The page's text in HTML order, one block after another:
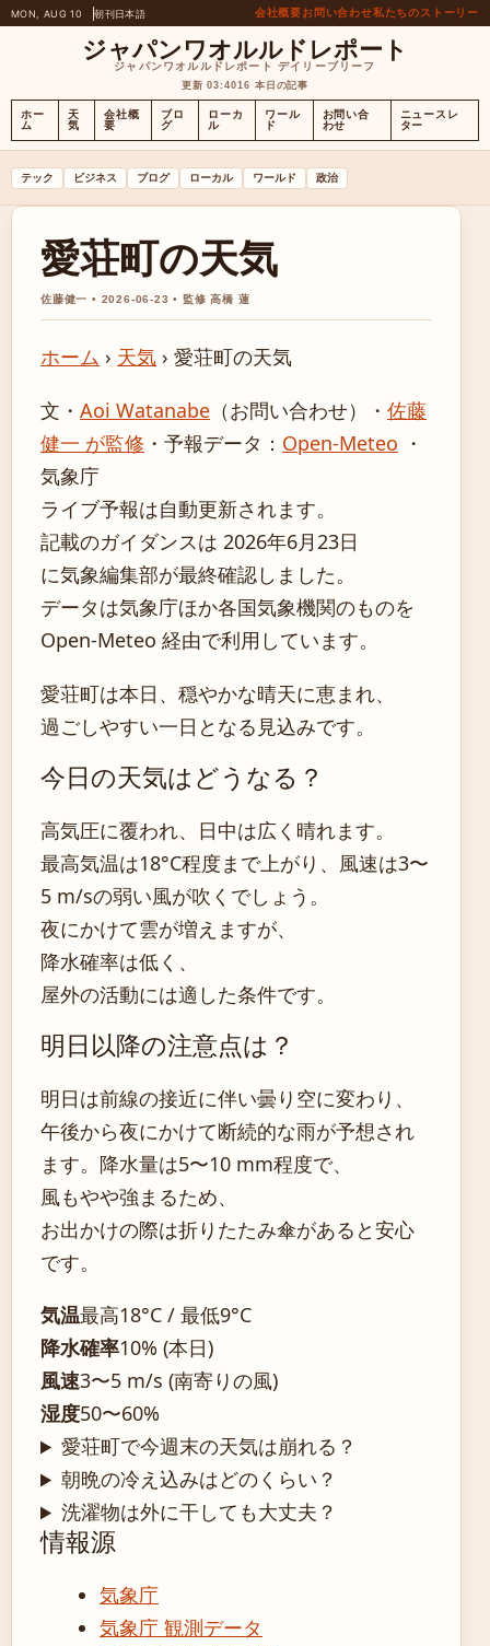
MON, AUG 10 朝刊日本語 会社概要お問い合わせ私たちのストーリー
ジャパンワオルルドレポート
ジャパンワオルルドレポート デイリーブリーフ
更新 03:4016 本日の記事
ホー
ム
天
気
会社概
要
ブロ
グ
ローカ
ル
ワール
ド
お問い合
わせ
ニュースレ
ター
テック ビジネス ブログ ローカル ワールド 政治
愛荘町の天気
佐藤健一 • 2026-06-23 • 監修 高橋 蓮
ホーム › 天気 › 愛荘町の天気
文・ Aoi Watanabe （お問い合わせ） ・ 佐藤
健一 が監修 ・ 予報データ： Open-Meteo ・
気象庁
ライブ予報は自動更新されます。
記載のガイダンスは 2026年6月23日
に気象編集部が最終確認しました。
データは気象庁ほか各国気象機関のものを
Open-Meteo 経由で利用しています。
愛荘町は本日、穏やかな晴天に恵まれ、
過ごしやすい一日となる見込みです。
今日の天気はどうなる？
高気圧に覆われ、日中は広く晴れます。
最高気温は18°C程度まで上がり、風速は3〜
5 m/sの弱い風が吹くでしょう。
夜にかけて雲が増えますが、
降水確率は低く、
屋外の活動には適した条件です。
明日以降の注意点は？
明日は前線の接近に伴い曇り空に変わり、
午後から夜にかけて断続的な雨が予想され
ます。降水量は5〜10 mm程度で、
風もやや強まるため、
お出かけの際は折りたたみ傘があると安心
です。
気温最高18°C / 最低9°C
降水確率10% (本日)
風速3〜5 m/s (南寄りの風)
湿度50〜60%
愛荘町で今週末の天気は崩れる？
朝晩の冷え込みはどのくらい？
洗濯物は外に干しても大丈夫？
情報源
気象庁
気象庁 観測データ